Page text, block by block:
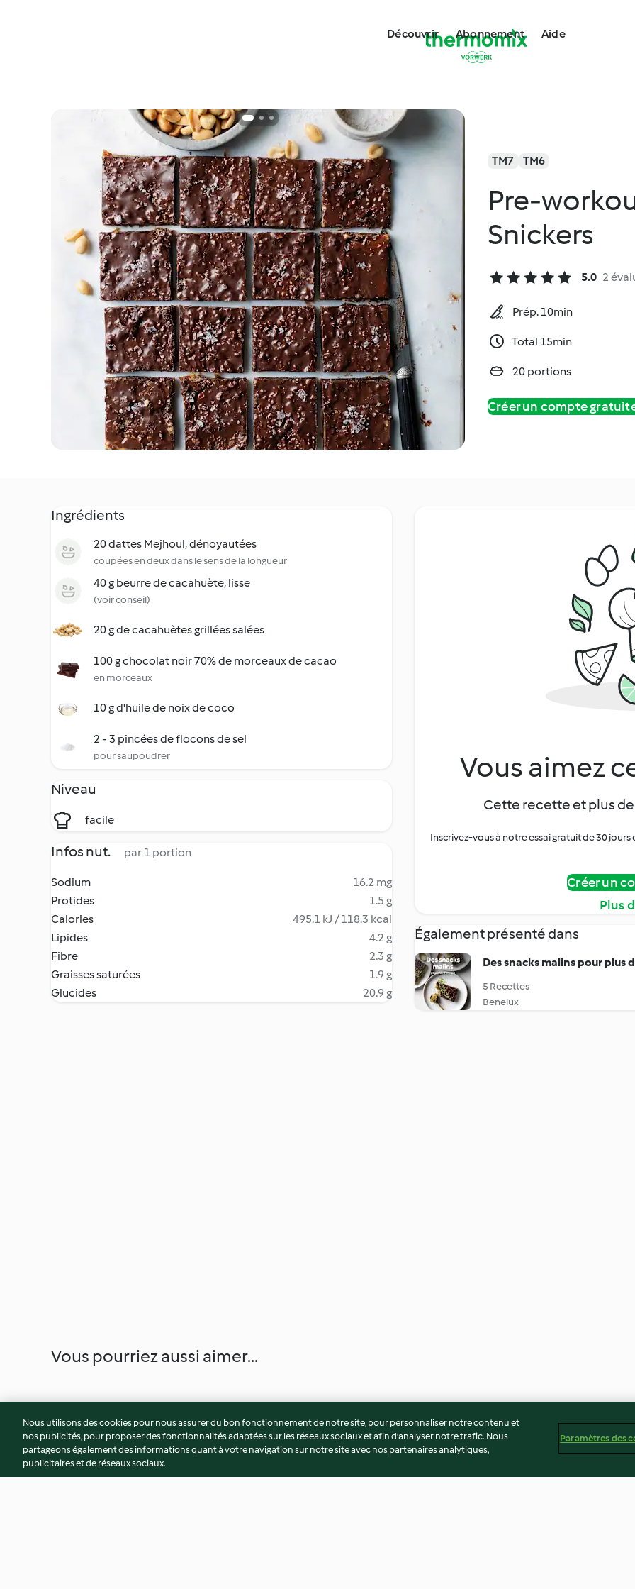
Découvrir Abonnement Aide
TM7 TM6
Pre-
Snickers
5.0 2
Prép. 10min
Total 15min
20 portions
Créer un compte
Ingrédients
20 dattes Mejhoul, dénoyautées
coupées en deux dans le sens de la longueur
40 g beurre de cacahuète, lisse
(voir conseil)
20 g de cacahuètes grillées salées
100 g chocolat noir 70% de morceaux de cacao
en morceaux
10 g d'huile de noix de coco
2 - 3 pincées de flocons de sel
pour saupoudrer
Niveau
facile
Infos nut. par 1 portion
Sodium
16.2 mg
Protides
1.5 g
Calories
495.1 kJ / 118.3 kcal
Lipides
4.2 g
Fibre
2.3 g
Graisses saturées
1.9 g
Glucides
20.9 g
Vous aimez
Cette recette et plus
Inscrivez-vous à notre essai gratuit de 30
Créer un
Plus
Également présenté dans
Des snacks malins pour plus
5 Recettes
Benelux
Vous pourriez aussi aimer...
Nous utilisons des cookies pour nous assurer du bon fonctionnement de notre site, pour personnaliser notre contenu et
nos publicités, pour proposer des fonctionnalités adaptées sur les réseaux sociaux et afin d’analyser notre trafic. Nous
partageons également des informations quant à votre navigation sur notre site avec nos partenaires analytiques,
publicitaires et de réseaux sociaux.
Paramètres des